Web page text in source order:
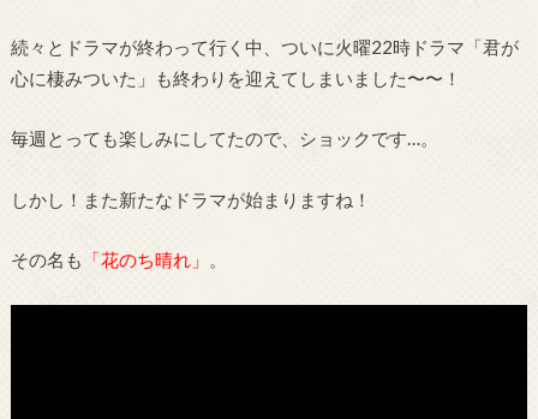
続々とドラマが終わって行く中、ついに火曜22時ドラマ「君が
心に棲みついた」も終わりを迎えてしまいました〜〜！
毎週とっても楽しみにしてたので、ショックです…。
しかし！また新たなドラマが始まりますね！
その名も 「花のち晴れ」 。